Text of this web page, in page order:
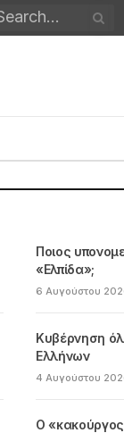
Ποιος
«Ελπίδα»;
6 Αυγούστου
Κυβέρνηση
Ελλήνων
4 Αυγούστου
Ο